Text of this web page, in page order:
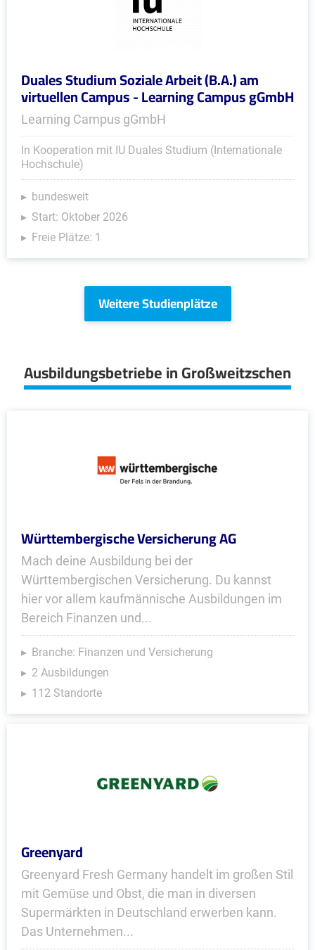
Duales Studium Soziale Arbeit (B.A.) am
virtuellen Campus - Learning Campus gGmbH
Learning Campus gGmbH
In Kooperation mit IU Duales Studium (Internationale
Hochschule)
bundesweit
Start: Oktober 2026
Freie Plätze: 1
Weitere Studienplätze
Ausbildungsbetriebe in Großweitzschen
Württembergische Versicherung AG
Mach deine Ausbildung bei der
Württembergischen Versicherung. Du kannst
hier vor allem kaufmännische Ausbildungen im
Bereich Finanzen und...
Branche: Finanzen und Versicherung
2 Ausbildungen
112 Standorte
Greenyard
Greenyard Fresh Germany handelt im großen Stil
mit Gemüse und Obst, die man in diversen
Supermärkten in Deutschland erwerben kann.
Das Unternehmen...